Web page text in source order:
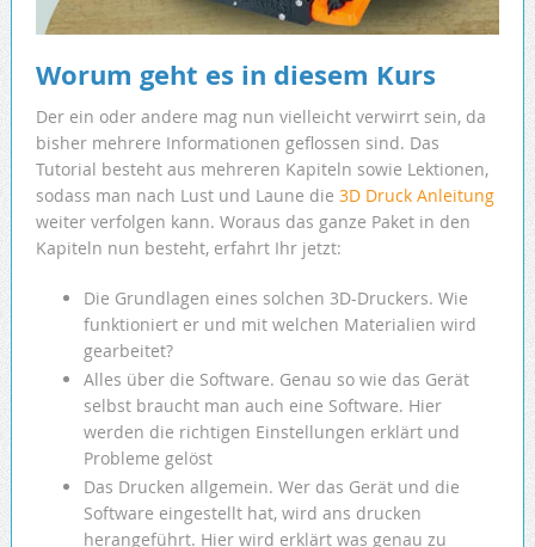
Worum geht es in diesem Kurs
Der ein oder andere mag nun vielleicht verwirrt sein, da
bisher mehrere Informationen geflossen sind. Das
Tutorial besteht aus mehreren Kapiteln sowie Lektionen,
sodass man nach Lust und Laune die 3D Druck Anleitung
weiter verfolgen kann. Woraus das ganze Paket in den
Kapiteln nun besteht, erfahrt Ihr jetzt:
Die Grundlagen eines solchen 3D-Druckers. Wie
funktioniert er und mit welchen Materialien wird
gearbeitet?
Alles über die Software. Genau so wie das Gerät
selbst braucht man auch eine Software. Hier
werden die richtigen Einstellungen erklärt und
Probleme gelöst
Das Drucken allgemein. Wer das Gerät und die
Software eingestellt hat, wird ans drucken
herangeführt. Hier wird erklärt was genau zu